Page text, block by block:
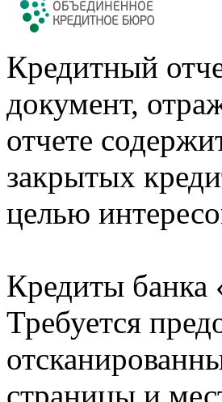
Кредитный
документ,
отчете
закрытых
целью
Кредиты банка
Требуется